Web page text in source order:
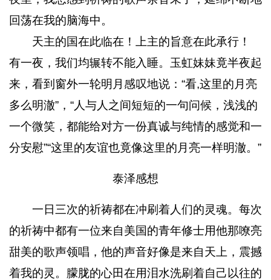
回荡在我的脑海中。
天主的国在此临在！上主的旨意在此承行！
有一夜，我们均辗转不能入睡。玉虹妹妹竟半夜起
来，看到窗外一轮明月感叹地说：“看,这里的月亮
多么明澈”，“人与人之间短短的一句问候，浅浅的
一个微笑，都能给对方一份真诚与纯情的感觉和一
分安慰”“这里的友谊也竟像这里的月亮一样明澈。”
泰泽感想
一日三次的祈祷都在冲刷着人们的灵魂。每次
的祈祷中都有一位来自美国的青年修士用他那嘹亮
甜美的歌声领唱，他的声音好像是来自天上，震撼
着我的灵。朦胧的心田在用泪水洗刷着自己以往的